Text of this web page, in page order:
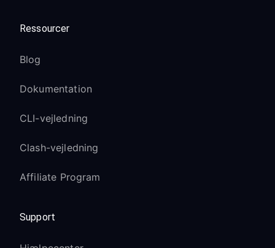
Ressourcer
Blog
Dokumentation
CLI-vejledning
Clash-vejledning
Affiliate Program
Support